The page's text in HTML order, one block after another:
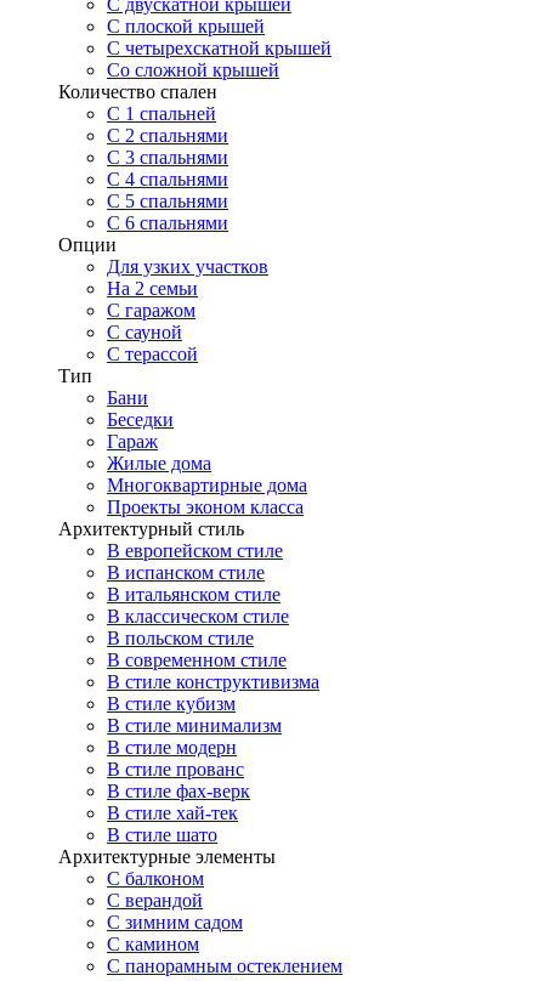
С двускатной крышей
С плоской крышей
С четырехскатной крышей
Со сложной крышей
Количество спален
С 1 спальней
С 2 спальнями
С 3 спальнями
С 4 спальнями
С 5 спальнями
С 6 спальнями
Опции
Для узких участков
На 2 семьи
С гаражом
С сауной
С терассой
Тип
Бани
Беседки
Гараж
Жилые дома
Многоквартирные дома
Проекты эконом класса
Архитектурный стиль
В европейском стиле
В испанском стиле
В итальянском стиле
В классическом стиле
В польском стиле
В современном стиле
В стиле конструктивизма
В стиле кубизм
В стиле минимализм
В стиле модерн
В стиле прованс
В стиле фах-верк
В стиле хай-тек
В стиле шато
Архитектурные элементы
С балконом
С верандой
С зимним садом
С камином
С панорамным остеклением